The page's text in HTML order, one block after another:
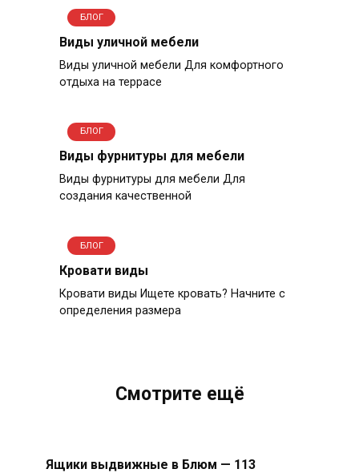
БЛОГ
Виды уличной мебели
Виды уличной мебели Для комфортного
отдыха на террасе
БЛОГ
Виды фурнитуры для мебели
Виды фурнитуры для мебели Для
создания качественной
БЛОГ
Кровати виды
Кровати виды Ищете кровать? Начните с
определения размера
Смотрите ещё
Ящики выдвижные в Блюм — 113